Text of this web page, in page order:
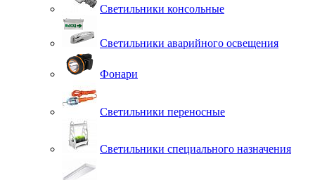
Светильники консольные
Светильники аварийного освещения
Фонари
Светильники переносные
Светильники специального назначения